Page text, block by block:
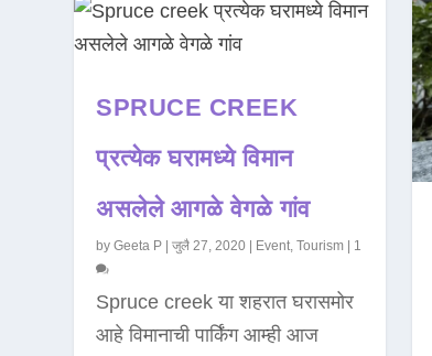
SPRUCE CREEK
प्रत्येक घरामध्ये विमान
असलेले आगळे वेगळे गांव
byGeeta P |जुलै 27, 2020 Event,Tourism 1
Spruce creek या शहरात घरासमोर
आहे विमानाची पार्किंग आम्ही आज